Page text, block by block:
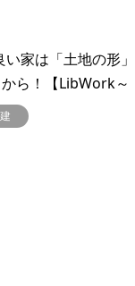
家は「土地の形」
ら！【LibWork～